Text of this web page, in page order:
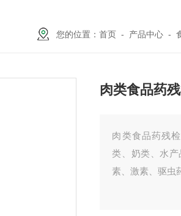
您的位置： 首页 - 产品中心 -
肉类食品药
肉类食品药残
类、奶类、水
素、激素、驱虫